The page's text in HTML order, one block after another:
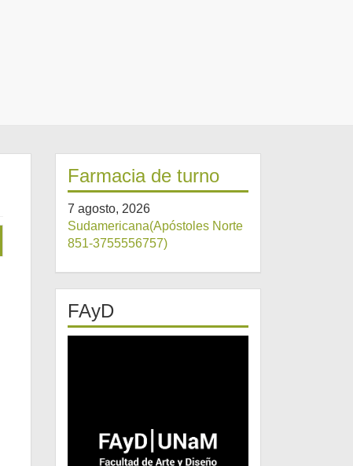
Farmacia de turno
7 agosto, 2026
Sudamericana(Apóstoles Norte
851-3755556757)
FAyD